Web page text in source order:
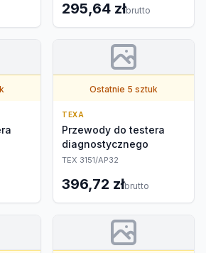
295,64 złbrutto
Ostatnie 5 sztuk
TEXA
Przewody do testera
diagnostycznego
TEX 3151/AP32
396,72 złbrutto